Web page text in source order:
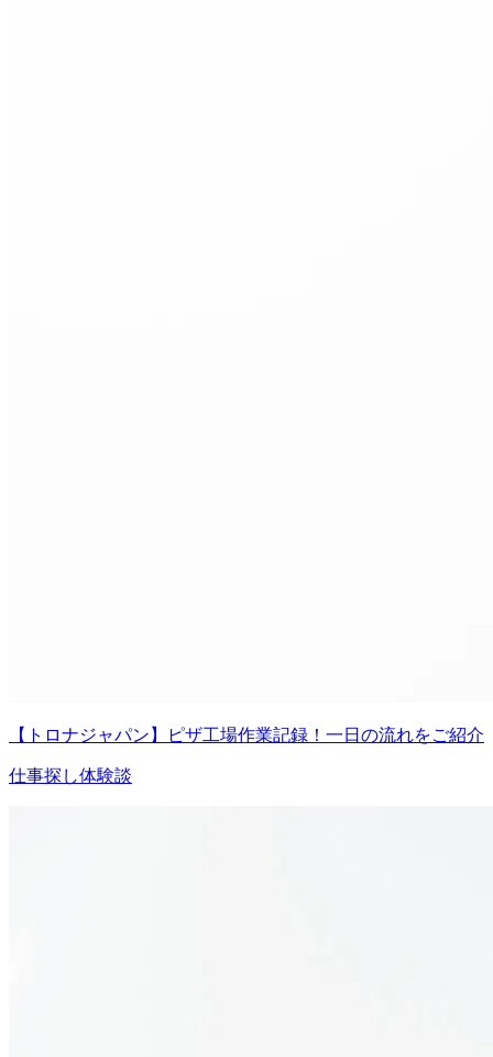
【トロナジャパン】ピザ工場作業記録！一日の流れをご紹介
仕事探し体験談